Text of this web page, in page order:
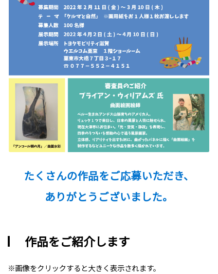
たくさんの作品をご応募いただき、
ありがとうございました。
作品をご紹介します
※画像をクリックすると大きく表示されます。